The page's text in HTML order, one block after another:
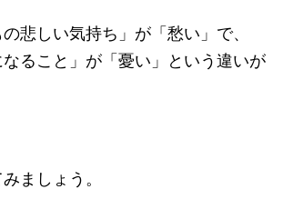
の悲しい気持ち」が「愁い」で、
なること」が「憂い」という違いが
ましょう。